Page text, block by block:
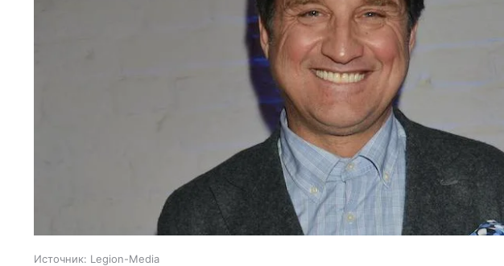
Источник: Legion-Media